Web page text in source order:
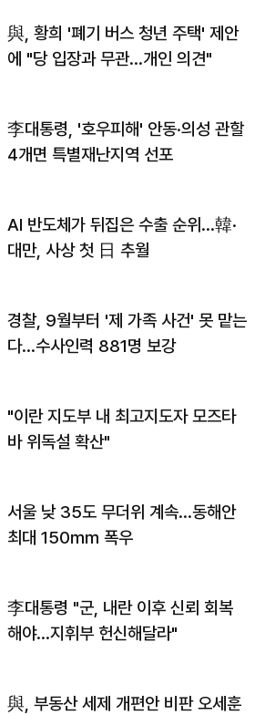
與, 황희 '폐기 버스 청년 주택' 제안
에 "당 입장과 무관…개인 의견"
李대통령, '호우피해' 안동·의성 관할
4개면 특별재난지역 선포
AI 반도체가 뒤집은 수출 순위…韓·
대만, 사상 첫 日 추월
경찰, 9월부터 '제 가족 사건' 못 맡는
다…수사인력 881명 보강
"이란 지도부 내 최고지도자 모즈타
바 위독설 확산"
서울 낮 35도 무더위 계속…동해안
최대 150㎜ 폭우
李대통령 "군, 내란 이후 신뢰 회복
해야…지휘부 헌신해달라"
與, 부동산 세제 개편안 비판 오세훈